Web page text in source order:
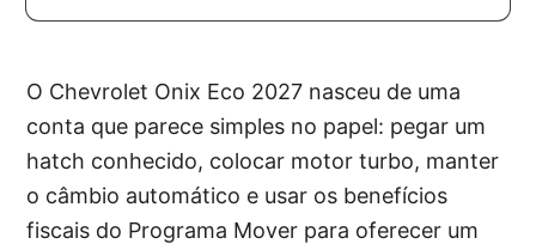
O Chevrolet Onix Eco 2027 nasceu de uma
conta que parece simples no papel: pegar um
hatch conhecido, colocar motor turbo, manter
o câmbio automático e usar os benefícios
fiscais do Programa Mover para oferecer um